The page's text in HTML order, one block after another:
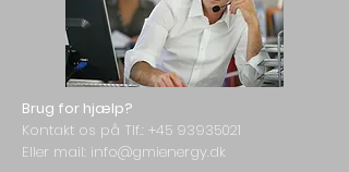
Brug for hjælp?
Kontakt os på Tlf.: +45 93935021
Eller mail: info@gmienergy.dk